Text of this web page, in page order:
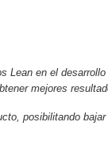
Lean en el
mejores
posibilitando